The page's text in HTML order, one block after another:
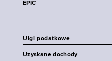
EPIC
Ulgi podatkowe
Uzyskane dochody